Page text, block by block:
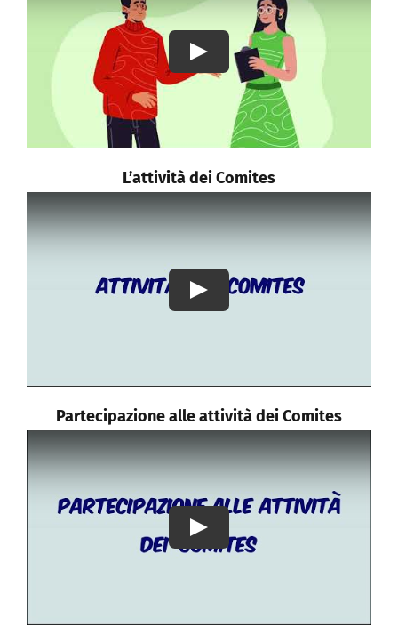
Play
L’attività dei Comites
Play
Partecipazione alle attività dei Comites
Play